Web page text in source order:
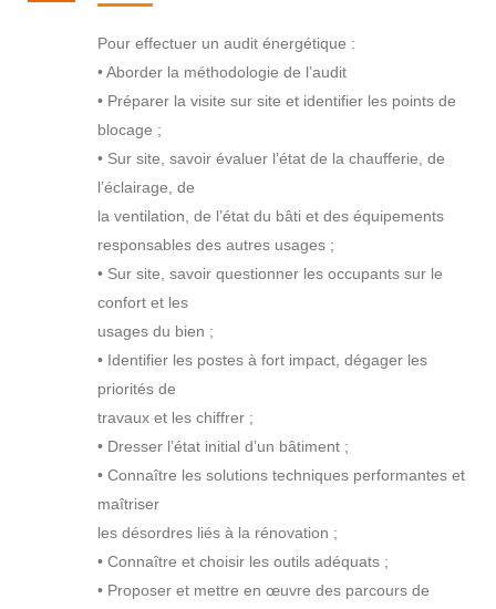
Pour effectuer un audit énergétique :
• Aborder la méthodologie de l’audit
• Préparer la visite sur site et identifier les points de
blocage ;
• Sur site, savoir évaluer l’état de la chaufferie, de
l’éclairage, de
la ventilation, de l’état du bâti et des équipements
responsables des autres usages ;
• Sur site, savoir questionner les occupants sur le
confort et les
usages du bien ;
• Identifier les postes à fort impact, dégager les
priorités de
travaux et les chiffrer ;
• Dresser l’état initial d’un bâtiment ;
• Connaître les solutions techniques performantes et
maîtriser
les désordres liés à la rénovation ;
• Connaître et choisir les outils adéquats ;
• Proposer et mettre en œuvre des parcours de